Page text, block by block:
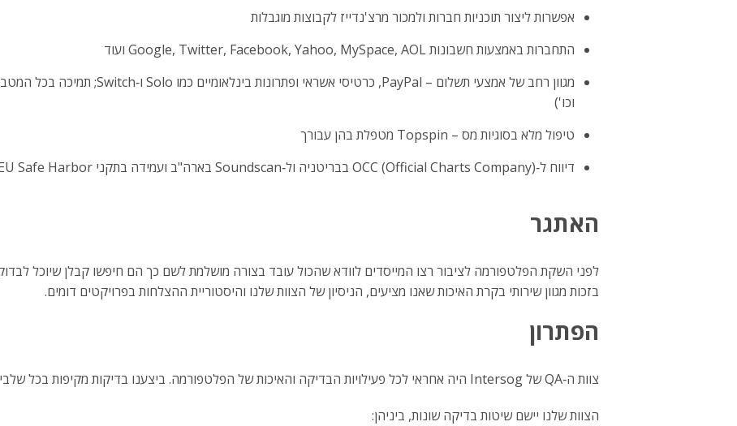
אפשרות ליצור תוכניות חברות ולמכור מרצ'נדייז לקבוצות מוגבלות
התחברות באמצעות חשבונות Google, Twitter, Facebook, Yahoo, MySpace, AOL ועוד
וכו')
טיפול מלא בסוגיות מס – Topspin מטפלת בהן עבורך
דיווח ל‑OCC (Official Charts Company) בבריטניה ול‑Soundscan בארה"ב ועמידה בתקני COPPA, EU Safe Harbor ו‑TrustE
האתגר
בזכות מגוון שירותי בקרת האיכות שאנו מציעים, הניסיון של הצוות שלנו והיסטוריית ההצלחות בפרויקטים דומים.
הפתרון
צוות ה‑QA של Intersog היה אחראי לכל פעילויות הבדיקה והאיכות של הפלטפורמה. ביצענו בדיקות מקיפות בכל שלבי הפרויקט.
הצוות שלנו יישם שיטות בדיקה שונות, ביניהן: